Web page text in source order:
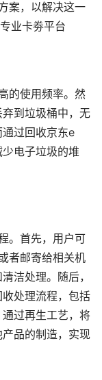
案，以解决这一
业卡劵平台
的使用频率。然
到垃圾桶中，无
过回收京东e
电子垃圾的堆
。首先，用户可
者邮寄给相关机
洁处理。随后，
处理流程，包括
过再生工艺，将
品的制造，实现